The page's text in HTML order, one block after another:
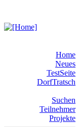
Home
Neues
TestSeite
DorfTratsch
Suchen
Teilnehmer
Projekte